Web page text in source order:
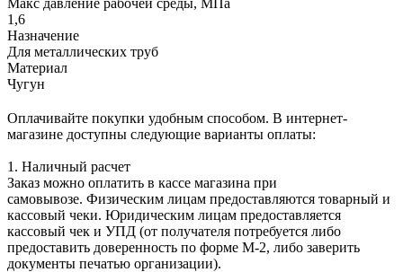
1,6
Назначение
Для металлических труб
Материал
Чугун
Оплачивайте покупки удобным способом. В интернет-
магазине доступны следующие варианты оплаты:
1. Наличный расчет
Заказ можно оплатить в кассе магазина при
самовывозе. Физическим лицам предоставляются товарный и
кассовый чеки. Юридическим лицам предоставляется
кассовый чек и УПД (от получателя потребуется либо
предоставить доверенность по форме М-2, либо заверить
документы печатью организации).